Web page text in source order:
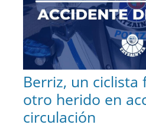
Berriz, un ciclista
otro herido en
circulación